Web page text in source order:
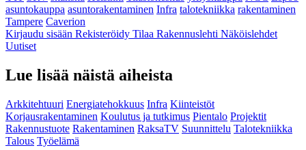
asuntokauppa asuntorakentaminen Infra talotekniikka rakentaminen
Tampere Caverion
Kirjaudu sisään Rekisteröidy Tilaa Rakennuslehti Näköislehdet
Uutiset
Lue lisää näistä aiheista
Arkkitehtuuri Energiatehokkuus Infra Kiinteistöt
Korjausrakentaminen Koulutus ja tutkimus Pientalo Projektit
Rakennustuote Rakentaminen RaksaTV Suunnittelu Talotekniikka
Talous Työelämä